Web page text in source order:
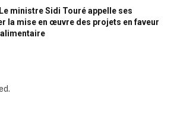
ministre Sidi Touré appelle ses
la mise en œuvre des projets en faveur